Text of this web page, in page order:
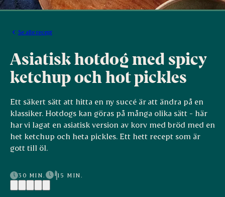
Se alle recept
Asiatisk hotdog med spicy
ketchup och hot pickles
Ett säkert sätt att hitta en ny succé är att ändra på en
klassiker. Hotdogs kan göras på många olika sätt - här
har vi lagat en asiatisk version av korv med bröd med en
het ketchup och heta pickles. Ett hett recept som är
gott till öl.
30 MIN. 15 MIN.